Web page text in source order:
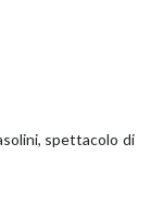
spettacolo di